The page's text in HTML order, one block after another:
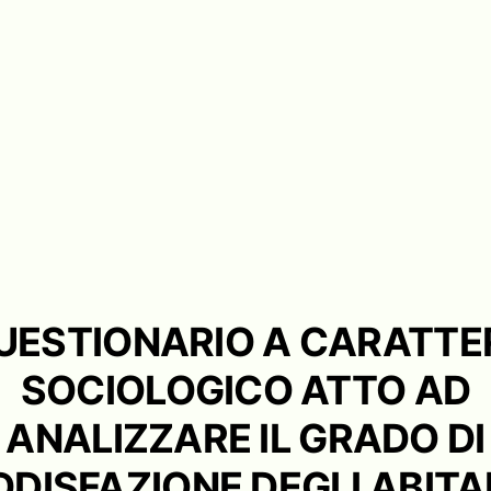
A
SOCIOLOGICO ATTO AD
ANALIZZARE IL GRADO DI